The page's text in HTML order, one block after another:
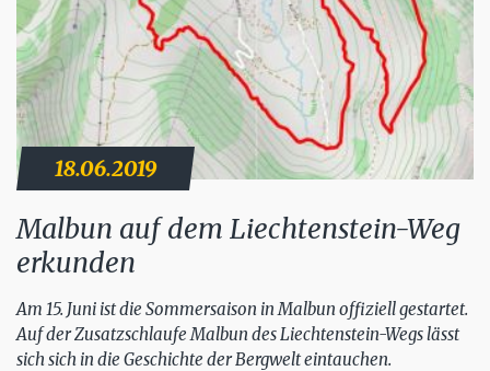
18.06.2019
Malbun auf dem Liechtenstein-Weg
erkunden
Am 15. Juni ist die Sommersaison in Malbun offiziell gestartet.
Auf der Zusatzschlaufe Malbun des Liechtenstein-Wegs lässt
sich sich in die Geschichte der Bergwelt eintauchen.